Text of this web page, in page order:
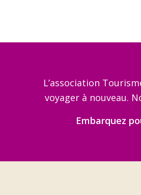
L’association
voyager à nouveau.
Embarquez